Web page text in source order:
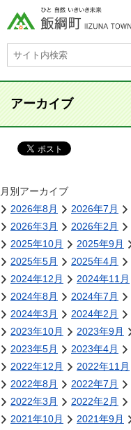
アーカイブ
月別アーカイブ
2026年8月
2026年7月
2026年3月
2026年2月
2025年10月
2025年9月
2025年5月
2025年4月
2024年12月
2024年11月
2024年8月
2024年7月
2024年3月
2024年2月
2023年10月
2023年9月
2023年5月
2023年4月
2022年12月
2022年11月
2022年8月
2022年7月
2022年3月
2022年2月
2021年10月
2021年9月